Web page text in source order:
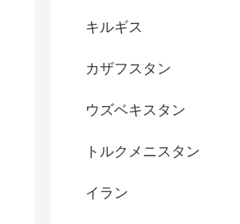
キルギス
カザフスタン
ウズベキスタン
トルクメニスタン
イラン